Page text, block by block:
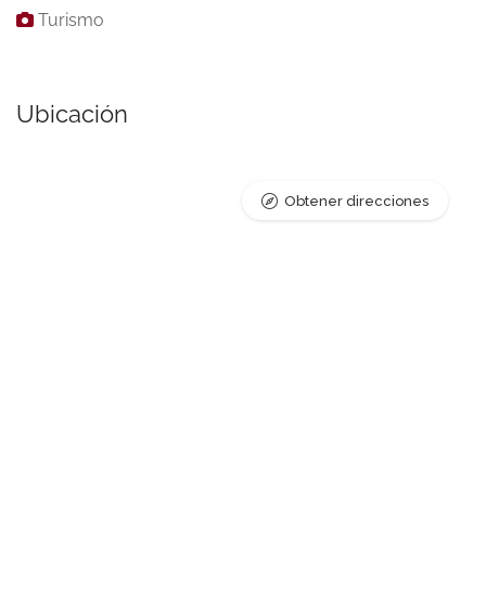
Turismo
Ubicación
Obtener direcciones